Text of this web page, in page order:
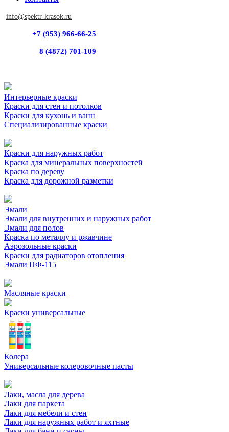
info@spektr-krasok.ru
+7 (953) 966-66-25
8 (4872) 701-109
Интерьерные краски
Краски для стен и потолков
Краски для кухонь и ванн
Специализированные краски
Краски для наружных работ
Краска для минеральных поверхностей
Краска по дереву
Краска для дорожной разметки
Эмали
Эмали для внутренних и наружных работ
Эмали для полов
Краска по металлу и ржавчине
Аэрозольные краски
Краски для радиаторов отопления
Эмали ПФ-115
Масляные краски
Краски универсальные
Колера
Универсальные колеровочные пасты
Лаки, масла для дерева
Лаки для паркета
Лаки для мебели и стен
Лаки для наружных работ и яхтные